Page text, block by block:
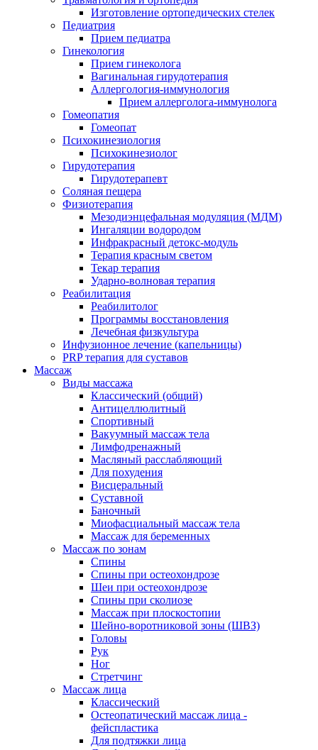
Изготовление ортопедических стелек
Педиатрия
Прием педиатра
Гинекология
Прием гинеколога
Вагинальная гирудотерапия
Аллергология-иммунология
Прием аллерголога-иммунолога
Гомеопатия
Гомеопат
Психокинезиология
Психокинезиолог
Гирудотерапия
Гирудотерапевт
Соляная пещера
Физиотерапия
Мезодиэнцефальная модуляция (МДМ)
Ингаляции водородом
Инфракрасный детокс-модуль
Терапия красным светом
Текар терапия
Ударно-волновая терапия
Реабилитация
Реабилитолог
Программы восстановления
Лечебная физкультура
Инфузионное лечение (капельницы)
PRP терапия для суставов
Массаж
Виды массажа
Классический (общий)
Антицеллюлитный
Спортивный
Вакуумный массаж тела
Лимфодренажный
Масляный расслабляющий
Для похудения
Висцеральный
Суставной
Баночный
Миофасциальный массаж тела
Массаж для беременных
Массаж по зонам
Спины
Спины при остеохондрозе
Шеи при остеохондрозе
Спины при сколиозе
Массаж при плоскостопии
Шейно-воротниковой зоны (ШВЗ)
Головы
Рук
Ног
Стретчинг
Массаж лица
Классический
Остеопатический массаж лица -
фейспластика
Для подтяжки лица